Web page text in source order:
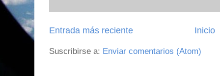
Entrada más reciente Inicio
Suscribirse a: Enviar comentarios (Atom)